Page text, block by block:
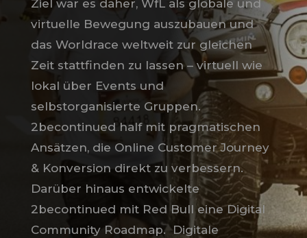
Ziel war es daher, WfL als globale und
virtuelle Bewegung auszubauen und
das Worldrace weltweit zur gleichen
Zeit stattfinden zu lassen – virtuell wie
lokal über Events und
selbstorganisierte Gruppen.
2becontinued half mit pragmatischen
Ansätzen, die Online Customer Journey
& Konversion direkt zu verbessern.
Darüber hinaus entwickelte
2becontinued mit Red Bull eine Digital
Community Roadmap. Digitale